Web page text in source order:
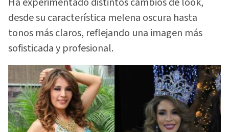
desde su característica melena oscura hasta
tonos más claros, reflejando una imagen más
sofisticada y profesional.